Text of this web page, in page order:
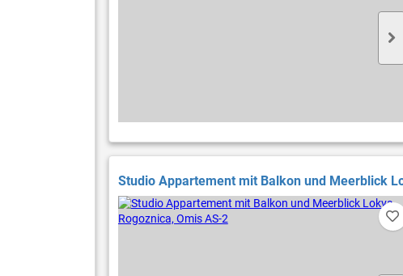
Studio Appartement mit Balkon und Meerblick